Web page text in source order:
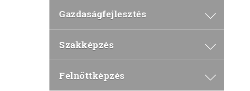
Gazdaságfejlesztés
Szakképzés
Felnőttképzés